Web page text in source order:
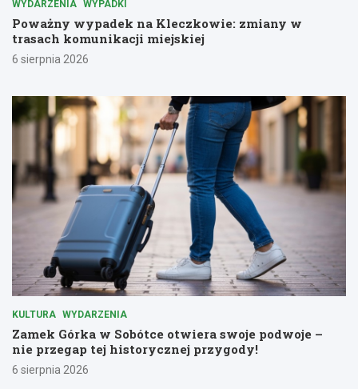
WYDARZENIA WYPADKI
Poważny wypadek na Kleczkowie: zmiany w
trasach komunikacji miejskiej
6 sierpnia 2026
KULTURA WYDARZENIA
Zamek Górka w Sobótce otwiera swoje podwoje –
nie przegap tej historycznej przygody!
6 sierpnia 2026